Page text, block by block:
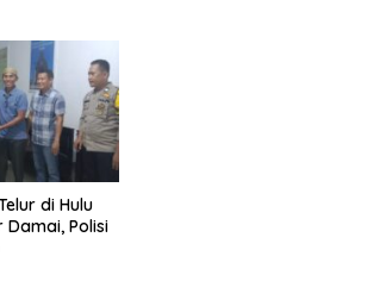
di Hulu
Damai, Polisi